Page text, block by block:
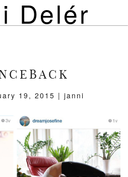
Delér
19, 2015 | janni